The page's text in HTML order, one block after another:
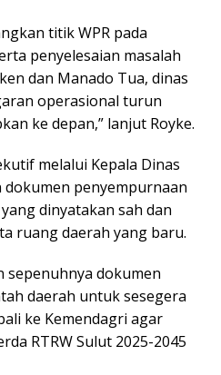
titik WPR pada
penyelesaian masalah
dan Manado Tua, dinas
operasional turun
ke depan,” lanjut Royke.
melalui Kepala Dinas
dokumen penyempurnaan
dinyatakan sah dan
ruang daerah yang baru.
sepenuhnya dokumen
daerah untuk sesegera
ke Kemendagri agar
RTRW Sulut 2025-2045